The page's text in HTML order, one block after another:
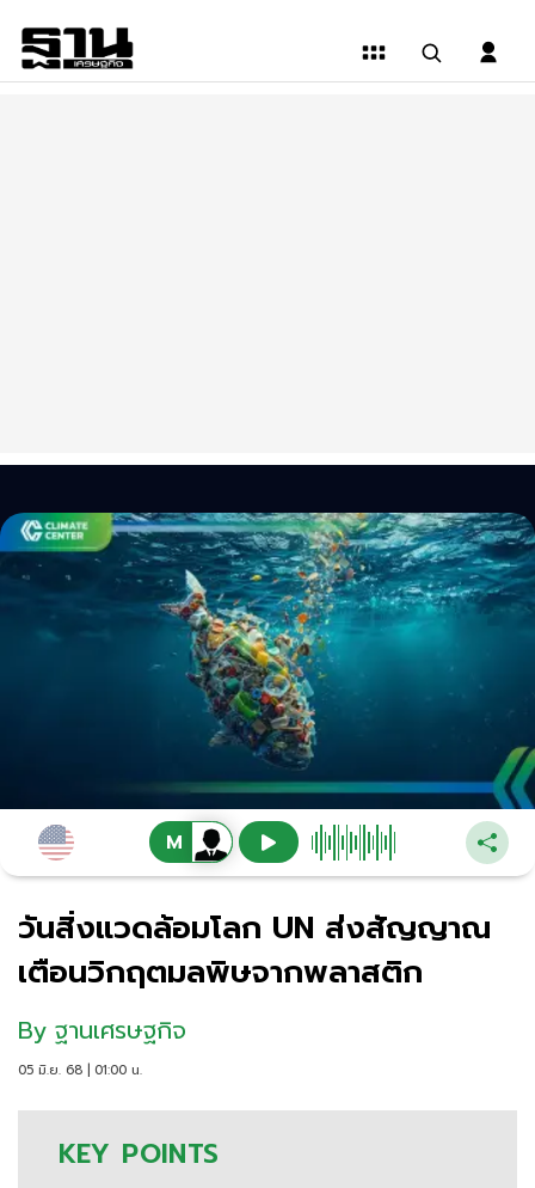
วันสิ่งแวดล้อมโลก UN ส่งสัญญาณ
เตือนวิกฤตมลพิษจากพลาสติก
By ฐานเศรษฐกิจ
05 มิ.ย. 68 | 01:00 น.
KEY POINTS